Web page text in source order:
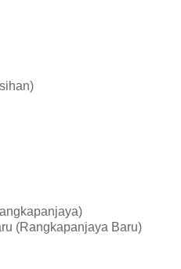
(Rangkapanjaya Baru)